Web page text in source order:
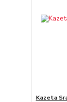
Kazeta